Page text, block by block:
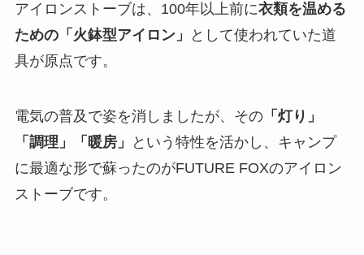
アイロンストーブは、100年以上前に衣類を温める
ための「火鉢型アイロン」
として使われていた道
具が原点です。
電気の普及で姿を消しましたが、その「灯り」
「調理」「暖房」
という特性を活かし、キャンプ
に最適な形で蘇ったのがFUTURE FOXのアイロン
ストーブです。